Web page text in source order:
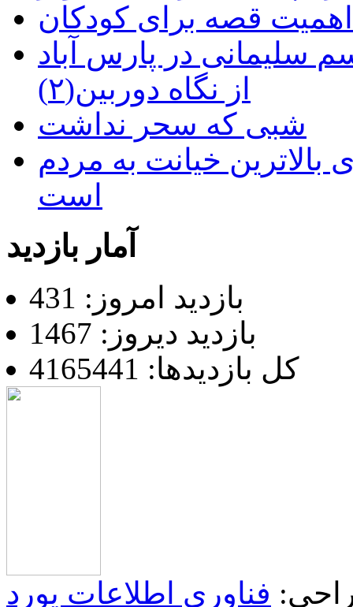
سلیمانی در پارس آباد
از نگاه دوربین(۲)
شبی که سحر نداشت
خیانت به مردم
است
آمار بازدید
بازدید امروز: 431
بازدید دیروز: 1467
کل بازدیدها: 4165441
فناوری اطلاعات یورد